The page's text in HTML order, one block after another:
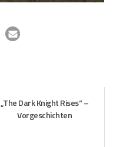
„The Dark Knight Rises“ –
Vorgeschichten